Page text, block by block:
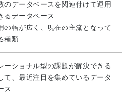
のデータベースを関連付けて運用
るデータベース
の幅が広く、現在の主流となって
種類
ーショナル型の課題が解決できる
て、最近注目を集めているデータ
ス